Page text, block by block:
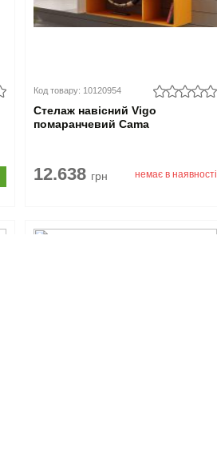
Код товару: 10120954
Стелаж навісний Vigo
помаранчевий Cama
12.638 грн немає в наявності